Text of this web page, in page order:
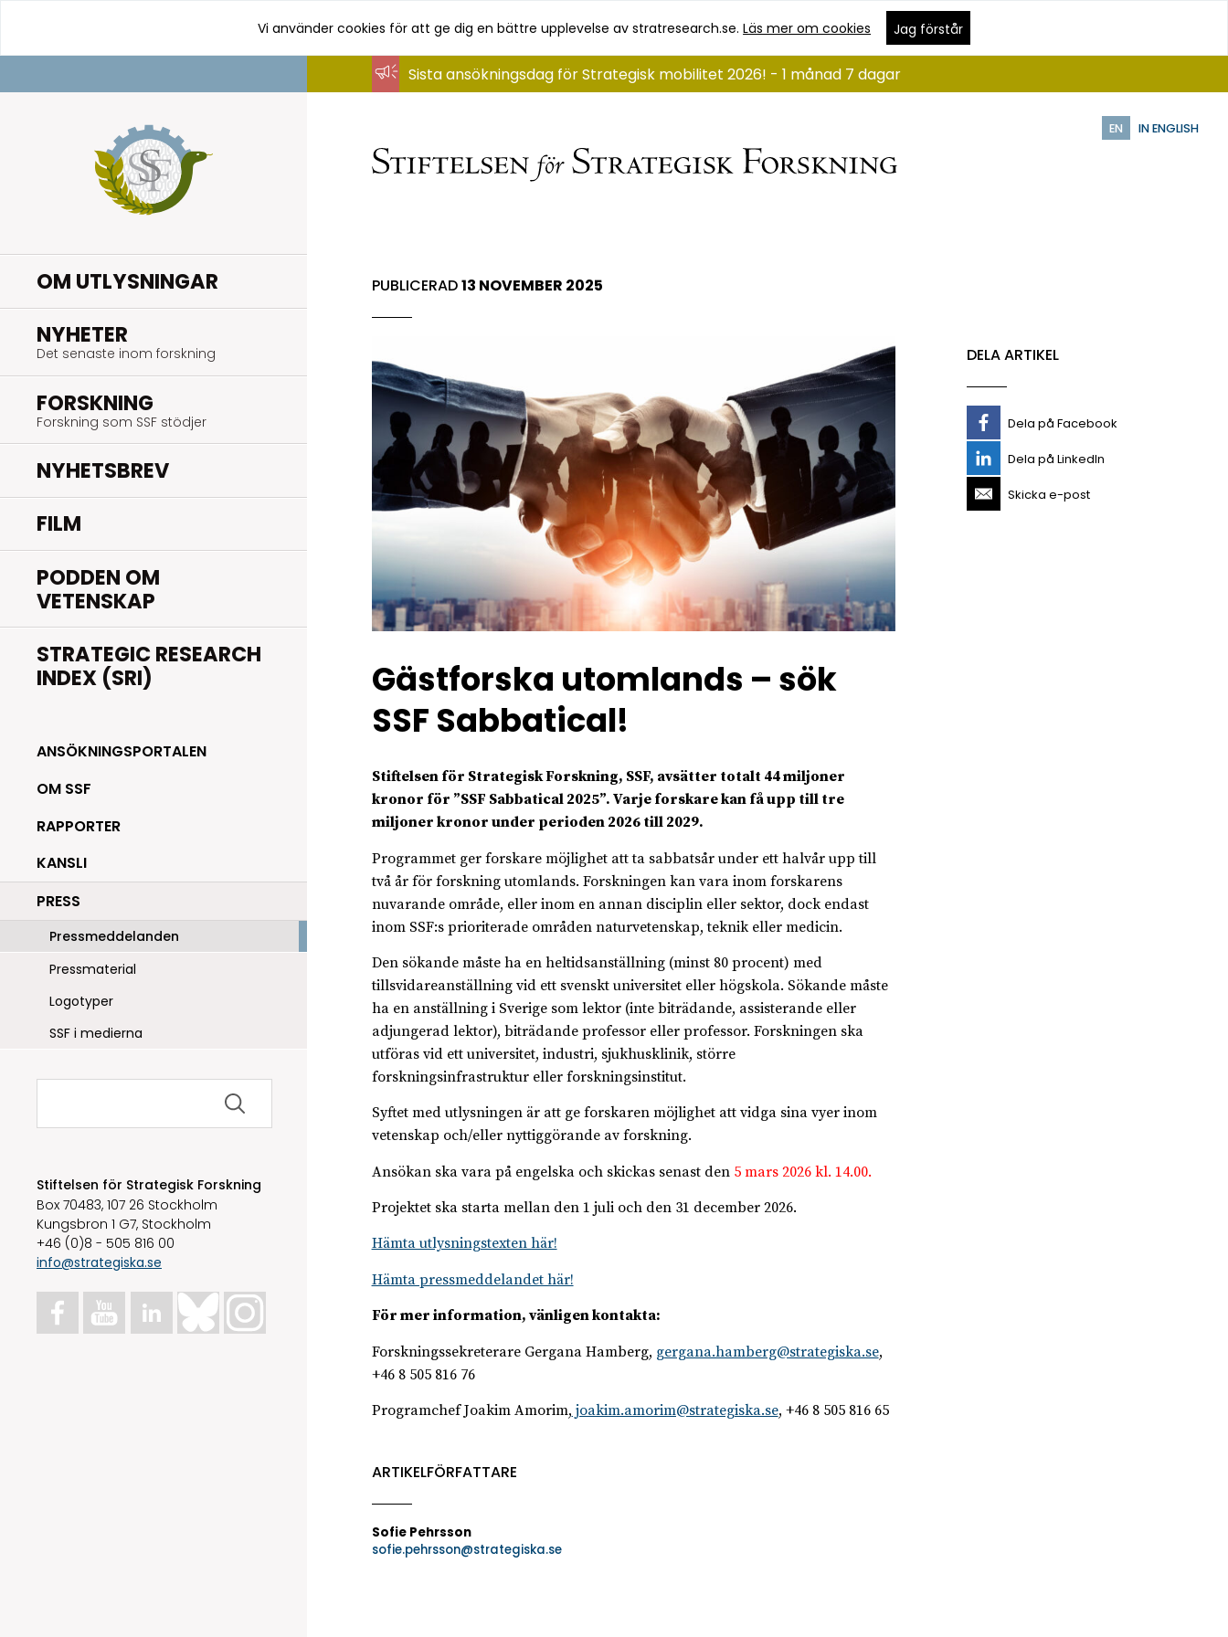
innehåll
Vi använder cookies för att ge dig en bättre upplevelse av stratresearch.se.Läs mer om cookies Jag förstår
EN IN ENGLISH
OM UTLYSNINGAR
NYHETER
Det senaste inom forskning
FORSKNING
Forskning som SSF stödjer
NYHETSBREV
FILM
PODDEN OM
VETENSKAP
STRATEGIC RESEARCH
INDEX (SRI)
ANSÖKNINGSPORTALEN
OM SSF
RAPPORTER
KANSLI
PRESS
Pressmeddelanden
Pressmaterial
Logotyper
SSF i medierna
Sök
Stiftelsen för Strategisk Forskning
Box 70483, 107 26 Stockholm
Kungsbron 1 G7, Stockholm
+46 (0)8 - 505 816 00
info@strategiska.se
Sista ansökningsdag för Strategisk mobilitet 2026! - 1 månad 7 dagar
PUBLICERAD13 NOVEMBER 2025
Gästforska utomlands – sök
SSF Sabbatical!
Stiftelsen för Strategisk Forskning, SSF, avsätter totalt 44 miljoner
kronor för ”SSF Sabbatical 2025”. Varje forskare kan få upp till tre
miljoner kronor under perioden 2026 till 2029.
Programmet ger forskare möjlighet att ta sabbatsår under ett halvår upp till
två år för forskning utomlands. Forskningen kan vara inom forskarens
nuvarande område, eller inom en annan disciplin eller sektor, dock endast
inom SSF:s prioriterade områden naturvetenskap, teknik eller medicin.
Den sökande måste ha en heltidsanställning (minst 80 procent) med
tillsvidareanställning vid ett svenskt universitet eller högskola. Sökande måste
ha en anställning i Sverige som lektor (inte biträdande, assisterande eller
adjungerad lektor), biträdande professor eller professor. Forskningen ska
utföras vid ett universitet, industri, sjukhusklinik, större
forskningsinfrastruktur eller forskningsinstitut.
Syftet med utlysningen är att ge forskaren möjlighet att vidga sina vyer inom
vetenskap och/eller nyttiggörande av forskning.
Ansökan ska vara på engelska och skickas senast den5 mars 2026 kl. 14.00.
Projektet ska starta mellan den 1 juli och den 31 december 2026.
Hämta utlysningstexten här!
Hämta pressmeddelandet här!
För mer information, vänligen kontakta:
Forskningssekreterare Gergana Hamberg, gergana.hamberg@strategiska.se,
+46 8 505 816 76
Programchef Joakim Amorim, joakim.amorim@strategiska.se, +46 8 505 816 65
ARTIKELFÖRFATTARE
Sofie Pehrsson
sofie.pehrsson@strategiska.se
DELA ARTIKEL
Dela på Facebook
Dela på LinkedIn
Skicka e-post